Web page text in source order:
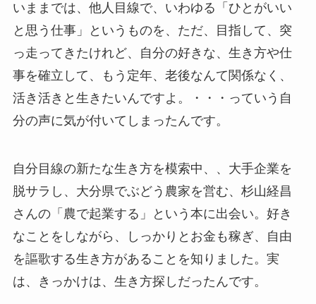
いままでは、他人目線で、いわゆる「ひとがいい
と思う仕事」というものを、ただ、目指して、突
っ走ってきたけれど、自分の好きな、生き方や仕
事を確立して、もう定年、老後なんて関係なく、
活き活きと生きたいんですよ。・・・っていう自
分の声に気が付いてしまったんです。
自分目線の新たな生き方を模索中、、大手企業を
脱サラし、大分県でぶどう農家を営む、杉山経昌
さんの「農で起業する」という本に出会い。好き
なことをしながら、しっかりとお金も稼ぎ、自由
を謳歌する生き方があることを知りました。実
は、きっかけは、生き方探しだったんです。